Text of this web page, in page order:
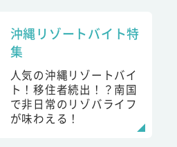
沖縄リゾートバイト特
集
人気の沖縄リゾートバイ
ト！移住者続出！？南国
で非日常のリゾバライフ
が味わえる！